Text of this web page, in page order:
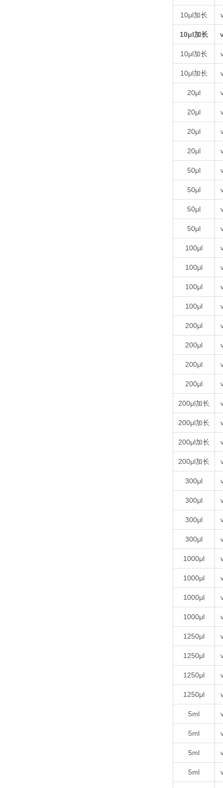
10μl加长
10μl加长
10μl加长
10μl加长
20μl
20μl
20μl
20μl
50μl
50μl
50μl
50μl
100μl
100μl
100μl
100μl
200μl
200μl
200μl
200μl
200μl加长
200μl加长
200μl加长
200μl加长
300μl
300μl
300μl
300μl
1000μl
1000μl
1000μl
1000μl
1250μl
1250μl
1250μl
1250μl
5ml
5ml
5ml
5ml